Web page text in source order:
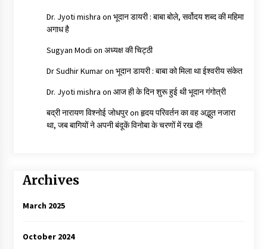
Dr. Jyoti mishra on भूदान डायरी : बाबा बोले, सर्वोदय शब्द की महिमा
अगाध है
Sugyan Modi on अध्यक्ष की चिट्ठी
Dr Sudhir Kumaron भूदान डायरी : बाबा को मिला था ईश्वरीय संकेत
Dr. Jyoti mishra on आज ही के दिन शुरू हुई थी भूदान गंगोत्री
बद्री नारायण विश्नोई जोधपुरon हृदय परिवर्तन का वह अद्भुत नजारा
था, जब बागियों ने अपनी बंदूकें विनोबा के चरणों में रख दीं!
Archives
March 2025
October 2024